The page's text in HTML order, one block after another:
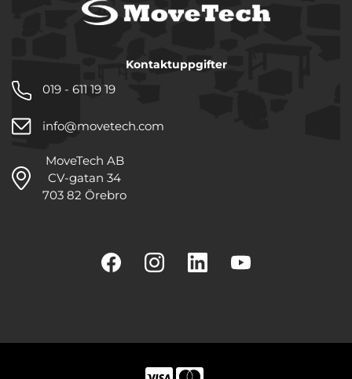
Kontaktuppgifter
019 - 611 19 19
info@movetech.com
MoveTech AB
CV-gatan 34
703 82 Örebro